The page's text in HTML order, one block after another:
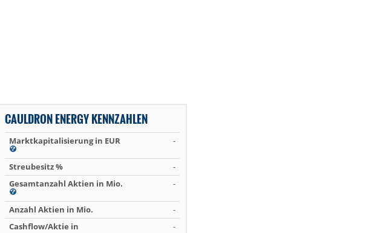
CAULDRON ENERGY KENNZAHLEN
Marktkapitalisierung in EUR -
Streubesitz %
-
Gesamtanzahl Aktien in Mio.
-
Anzahl Aktien in Mio.
-
Cashflow/Aktie in
-